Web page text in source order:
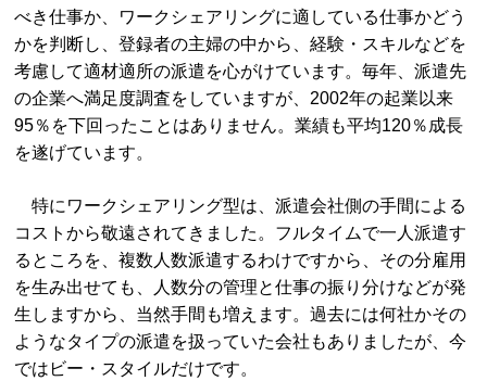
べき仕事か、ワークシェアリングに適している仕事かどう
かを判断し、登録者の主婦の中から、経験・スキルなどを
考慮して適材適所の派遣を心がけています。毎年、派遣先
の企業へ満足度調査をしていますが、2002年の起業以来
95％を下回ったことはありません。業績も平均120％成長
を遂げています。
特にワークシェアリング型は、派遣会社側の手間による
コストから敬遠されてきました。フルタイムで一人派遣す
るところを、複数人数派遣するわけですから、その分雇用
を生み出せても、人数分の管理と仕事の振り分けなどが発
生しますから、当然手間も増えます。過去には何社かその
ようなタイプの派遣を扱っていた会社もありましたが、今
ではビー・スタイルだけです。